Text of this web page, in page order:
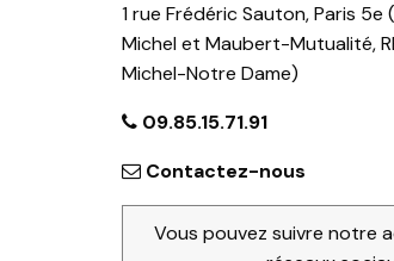
1 rue Frédéric Sauton, Paris 5e
Michel et Maubert-Mutualité,
Michel-Notre Dame)
09.85.15.71.91
Contactez-nous
Vous pouvez suivre notre